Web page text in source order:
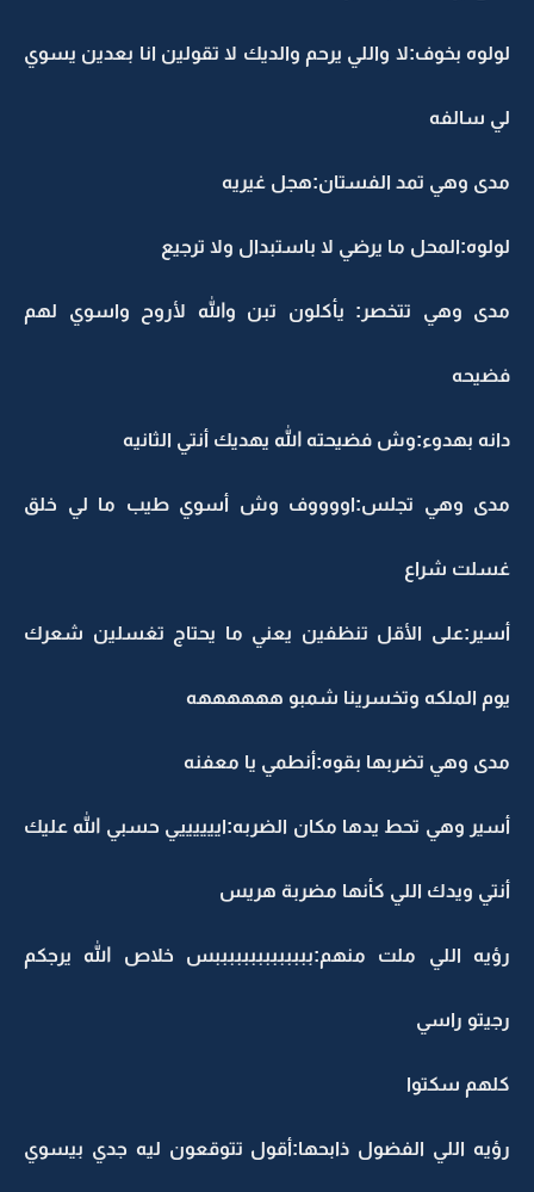
لولوه بخوف:لا واللي يرحم والديك لا تقولين انا بعدين يسوي
لي سالفه
مدى وهي تمد الفستان:هجل غيريه
لولوه:المحل ما يرضي لا باستبدال ولا ترجيع
مدى وهي تتخصر: يأكلون تبن والله لأروح واسوي لهم
فضيحه
دانه بهدوء:وش فضيحته الله يهديك أنتي الثانيه
مدى وهي تجلس:اووووف وش أسوي طيب ما لي خلق
غسلت شراع
أسير:على الأقل تنظفين يعني ما يحتاج تغسلين شعرك
يوم الملكه وتخسرينا شمبو ههههههه
مدى وهي تضربها بقوه:أنطمي يا معفنه
أسير وهي تحط يدها مكان الضربه:اييييييي حسبي الله عليك
أنتي ويدك اللي كأنها مضربة هريس
رؤيه اللي ملت منهم:ببببببببببببببس خلاص الله يرجكم
رجيتو راسي
كلهم سكتوا
رؤيه اللي الفضول ذابحها:أقول تتوقعون ليه جدي بيسوي